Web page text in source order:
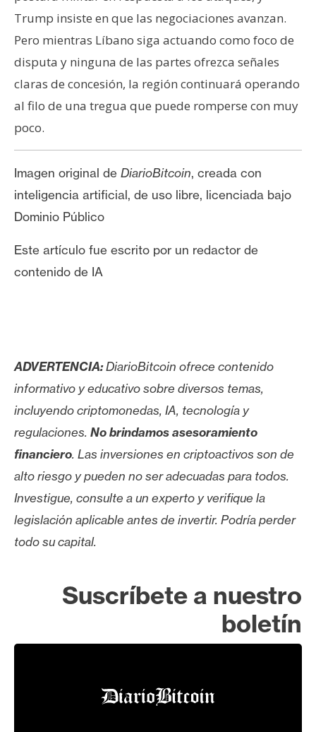
Trump insiste en que las negociaciones avanzan.
Pero mientras Líbano siga actuando como foco de
disputa y ninguna de las partes ofrezca señales
claras de concesión, la región continuará operando
al filo de una tregua que puede romperse con muy
poco.
Imagen original de DiarioBitcoin, creada con
inteligencia artificial, de uso libre, licenciada bajo
Dominio Público
Este artículo fue escrito por un redactor de
contenido de IA
ADVERTENCIA:DiarioBitcoin ofrece contenido
informativo y educativo sobre diversos temas,
incluyendo criptomonedas, IA, tecnología y
regulaciones. No brindamos asesoramiento
financiero. Las inversiones en criptoactivos son de
alto riesgo y pueden no ser adecuadas para todos.
Investigue, consulte a un experto y verifique la
legislación aplicable antes de invertir. Podría perder
todo su capital.
Suscríbete a nuestro
boletín